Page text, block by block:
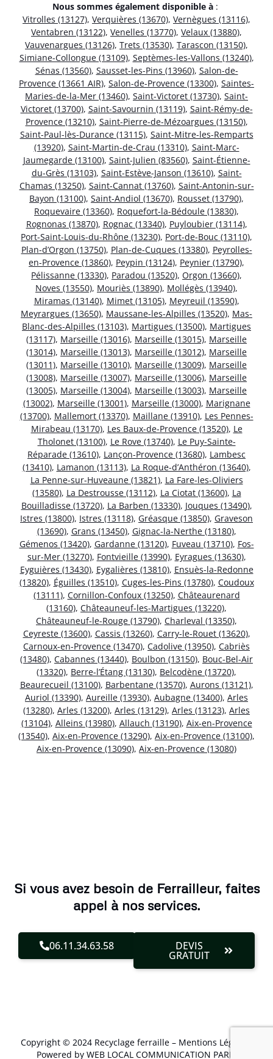
Nous sommes également disponible à :
Vitrolles (13127), Verquières (13670), Vernègues (13116),
Ventabren (13122), Venelles (13770), Velaux (13880),
Vauvenargues (13126), Trets (13530), Tarascon (13150),
Simiane-Collongue (13109), Septèmes-les-Vallons (13240),
Sénas (13560), Sausset-les-Pins (13960), Salon-de-
Provence (13661 AIR), Salon-de-Provence (13300), Saintes-
Maries-de-la-Mer (13460), Saint-Victoret (13730), Saint-
Victoret (13700), Saint-Savournin (13119), Saint-Rémy-de-
Provence (13210), Saint-Pierre-de-Mézoargues (13150),
Saint-Paul-lès-Durance (13115), Saint-Mitre-les-Remparts
(13920), Saint-Martin-de-Crau (13310), Saint-Marc-
Jaumegarde (13100), Saint-Julien (83560), Saint-Étienne-
du-Grès (13103), Saint-Estève-Janson (13610), Saint-
Chamas (13250), Saint-Cannat (13760), Saint-Antonin-sur-
Bayon (13100), Saint-Andiol (13670), Rousset (13790),
Roquevaire (13360), Roquefort-la-Bédoule (13830),
Rognonas (13870), Rognac (13340), Puyloubier (13114),
Port-Saint-Louis-du-Rhône (13230), Port-de-Bouc (13110),
Plan-d’Orgon (13750), Plan-de-Cuques (13380), Peyrolles-
en-Provence (13860), Peypin (13124), Peynier (13790),
Pélissanne (13330), Paradou (13520), Orgon (13660),
Noves (13550), Mouriès (13890), Mollégès (13940),
Miramas (13140), Mimet (13105), Meyreuil (13590),
Meyrargues (13650), Maussane-les-Alpilles (13520), Mas-
Blanc-des-Alpilles (13103), Martigues (13500), Martigues
(13117), Marseille (13016), Marseille (13015), Marseille
(13014), Marseille (13013), Marseille (13012), Marseille
(13011), Marseille (13010), Marseille (13009), Marseille
(13008), Marseille (13007), Marseille (13006), Marseille
(13005), Marseille (13004), Marseille (13003), Marseille
(13002), Marseille (13001), Marseille (13000), Marignane
(13700), Mallemort (13370), Maillane (13910), Les Pennes-
Mirabeau (13170), Les Baux-de-Provence (13520), Le
Tholonet (13100), Le Rove (13740), Le Puy-Sainte-
Réparade (13610), Lançon-Provence (13680), Lambesc
(13410), Lamanon (13113), La Roque-d’Anthéron (13640),
La Penne-sur-Huveaune (13821), La Fare-les-Oliviers
(13580), La Destrousse (13112), La Ciotat (13600), La
Bouilladisse (13720), La Barben (13330), Jouques (13490),
Istres (13800), Istres (13118), Gréasque (13850), Graveson
(13690), Grans (13450), Gignac-la-Nerthe (13180),
Gémenos (13420), Gardanne (13120), Fuveau (13710), Fos-
sur-Mer (13270), Fontvieille (13990), Eyragues (13630),
Eyguières (13430), Eygalières (13810), Ensuès-la-Redonne
(13820), Éguilles (13510), Cuges-les-Pins (13780), Coudoux
(13111), Cornillon-Confoux (13250), Châteaurenard
(13160), Châteauneuf-les-Martigues (13220),
Châteauneuf-le-Rouge (13790), Charleval (13350),
Ceyreste (13600), Cassis (13260), Carry-le-Rouet (13620),
Carnoux-en-Provence (13470), Cadolive (13950), Cabriès
(13480), Cabannes (13440), Boulbon (13150), Bouc-Bel-Air
(13320), Berre-l’Étang (13130), Belcodène (13720),
Beaurecueil (13100), Barbentane (13570), Aurons (13121),
Auriol (13390), Aureille (13930), Aubagne (13400), Arles
(13280), Arles (13200), Arles (13129), Arles (13123), Arles
(13104), Alleins (13980), Allauch (13190), Aix-en-Provence
(13540), Aix-en-Provence (13290), Aix-en-Provence (13100),
Aix-en-Provence (13090), Aix-en-Provence (13080)
Si vous avez besoin de Ferrailleur, faites
appel à nos services.
06.11.34.63.58 DEVIS
GRATUIT
Copyright © 2024 Recyclage ferraille – Mentions Légales
Powered by WEB LOCAL COMMUNICATION PARIS